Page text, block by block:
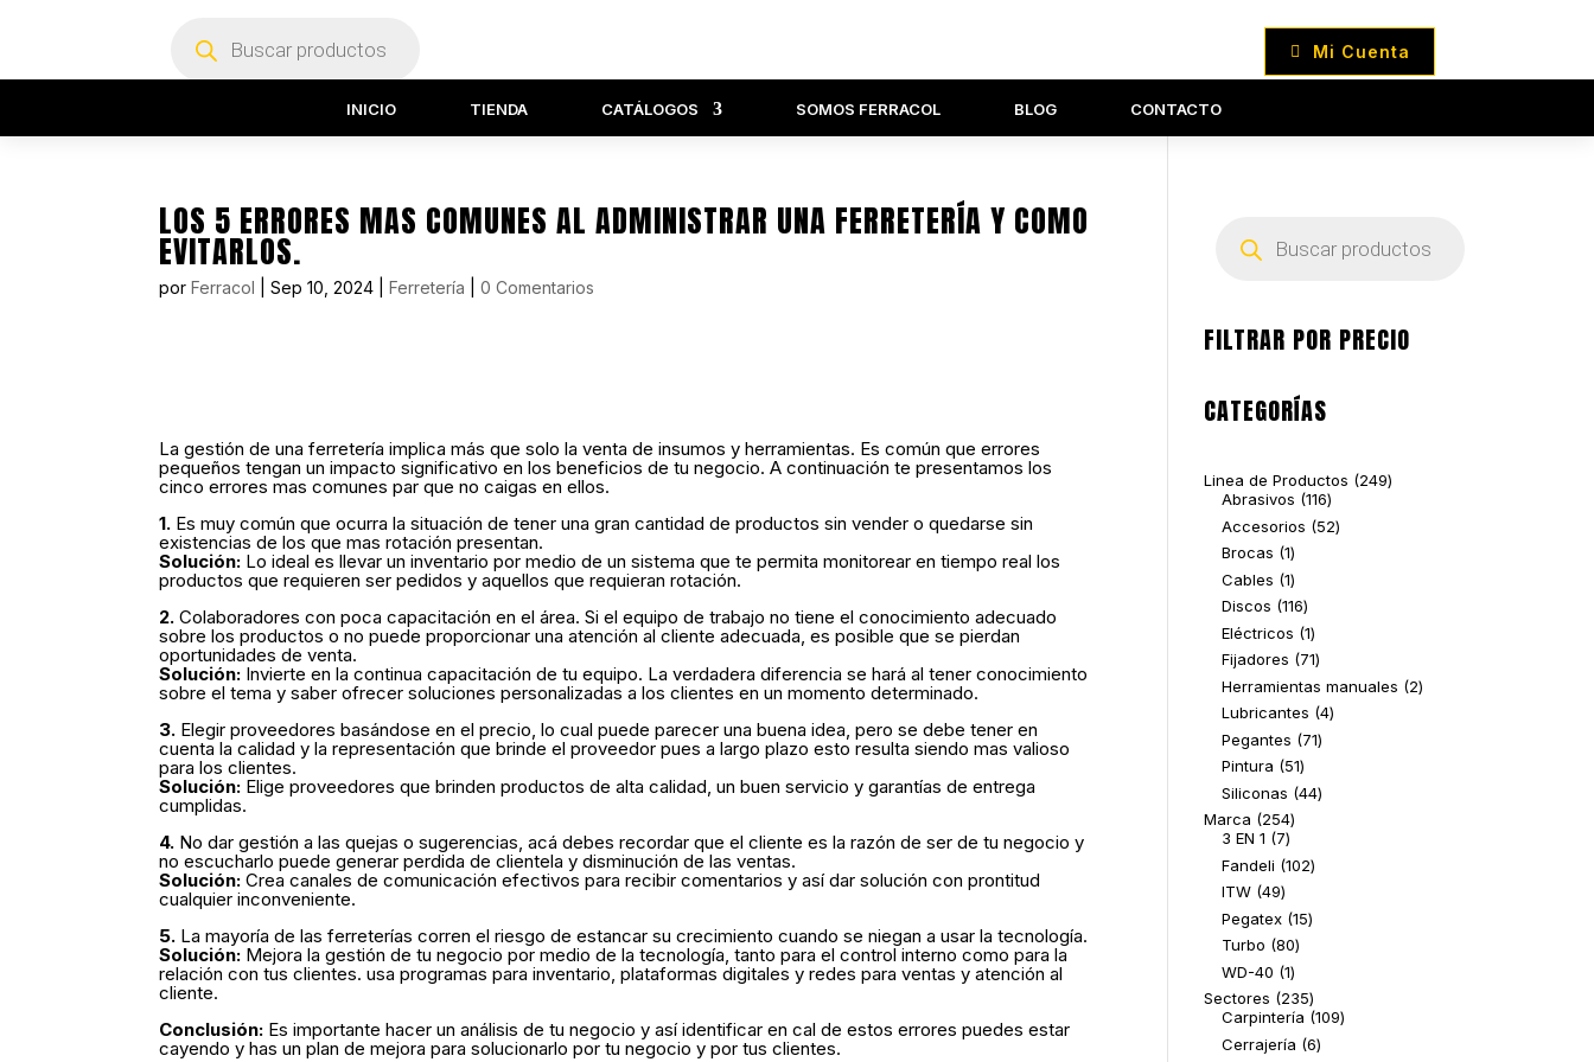
productos Mi Cuenta
INICIO TIENDA CATÁLOGOS SOMOS FERRACOL BLOG CONTACTO
LOS 5 ERRORES MAS COMUNES AL ADMINISTRAR UNA FERRETERÍA Y COMO
EVITARLOS.
porFerracol |Sep 10, 2024 |Ferretería |0 Comentarios
La gestión de una ferretería implica más que solo la venta de insumos y herramientas. Es común que errores
pequeños tengan un impacto significativo en los beneficios de tu negocio. A continuación te presentamos los
cinco errores mas comunes par que no caigas en ellos.
1. Es muy común que ocurra la situación de tener una gran cantidad de productos sin vender o quedarse sin
existencias de los que mas rotación presentan.
Solución: Lo ideal es llevar un inventario por medio de un sistema que te permita monitorear en tiempo real los
productos que requieren ser pedidos y aquellos que requieran rotación.
2. Colaboradores con poca capacitación en el área. Si el equipo de trabajo no tiene el conocimiento adecuado
sobre los productos o no puede proporcionar una atención al cliente adecuada, es posible que se pierdan
oportunidades de venta.
Solución: Invierte en la continua capacitación de tu equipo. La verdadera diferencia se hará al tener conocimiento
sobre el tema y saber ofrecer soluciones personalizadas a los clientes en un momento determinado.
3. Elegir proveedores basándose en el precio, lo cual puede parecer una buena idea, pero se debe tener en
cuenta la calidad y la representación que brinde el proveedor pues a largo plazo esto resulta siendo mas valioso
para los clientes.
Solución: Elige proveedores que brinden productos de alta calidad, un buen servicio y garantías de entrega
cumplidas.
4. No dar gestión a las quejas o sugerencias, acá debes recordar que el cliente es la razón de ser de tu negocio y
no escucharlo puede generar perdida de clientela y disminución de las ventas.
Solución: Crea canales de comunicación efectivos para recibir comentarios y así dar solución con prontitud
cualquier inconveniente.
5. La mayoría de las ferreterías corren el riesgo de estancar su crecimiento cuando se niegan a usar la tecnología.
Solución: Mejora la gestión de tu negocio por medio de la tecnología, tanto para el control interno como para la
relación con tus clientes. usa programas para inventario, plataformas digitales y redes para ventas y atención al
cliente.
Conclusión: Es importante hacer un análisis de tu negocio y así identificar en cal de estos errores puedes estar
cayendo y has un plan de mejora para solucionarlo por tu negocio y por tus clientes.
productos
FILTRAR POR PRECIO
CATEGORÍAS
Linea de Productos 249249
Abrasivos 116116
productos
Accesorios 5252
Brocas 11
producto
Cables 11
producto
Discos 116116
productos
Eléctricos 11
producto
Fijadores 7171
Herramientas manuales 22
Lubricantes 44
Pegantes 7171
Pintura 5151
productos
Siliconas 4444
Marca 254254
3 EN 1 77
productos
Fandeli 102102
ITW 4949
productos
Pegatex 1515
Turbo 8080
WD-40 11
producto
Sectores 235235
productos
Carpintería 109109
Cerrajería 66